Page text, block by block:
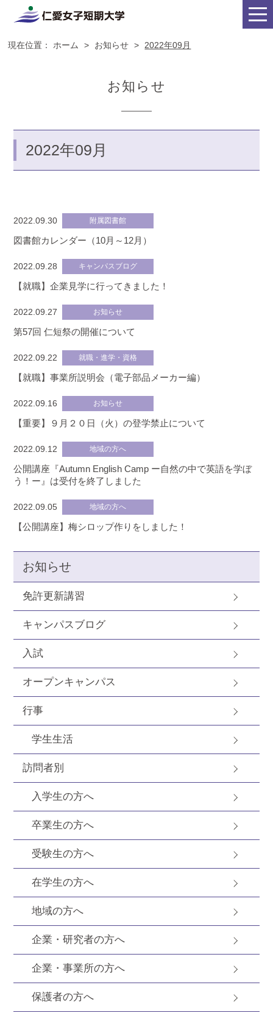
現在位置： ホーム > お知らせ > 2022年09月
お知らせ
2022年09月
2022.09.30 附属図書館
図書館カレンダー（10月～12月）
2022.09.28 キャンパスブログ
【就職】企業見学に行ってきました！
2022.09.27 お知らせ
第57回 仁短祭の開催について
2022.09.22 就職・進学・資格
【就職】事業所説明会（電子部品メーカー編）
2022.09.16 お知らせ
【重要】９月２０日（火）の登学禁止について
2022.09.12 地域の方へ
公開講座『Autumn English Camp ー自然の中で英語を学ぼ
う！ー』は受付を終了しました
2022.09.05 地域の方へ
【公開講座】梅シロップ作りをしました！
お知らせ
免許更新講習
キャンパスブログ
入試
オープンキャンパス
行事
学生生活
訪問者別
入学生の方へ
卒業生の方へ
受験生の方へ
在学生の方へ
地域の方へ
企業・研究者の方へ
企業・事業所の方へ
保護者の方へ